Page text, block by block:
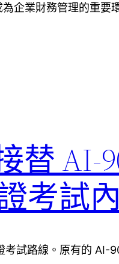
企業財務管理的重要
替 AI-
考試
試路線。原有的 AI-